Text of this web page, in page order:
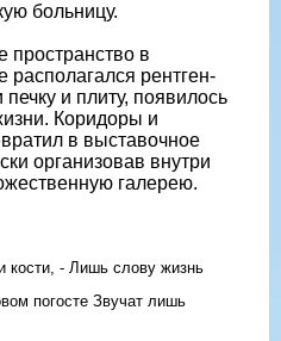
больницу.
пространство в
рентген-
и плиту, появилось
Коридоры и
в выставочное
организовав внутри
галерею.
кости, - Лишь слову жизнь
погосте Звучат лишь